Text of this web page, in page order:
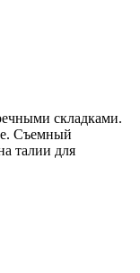
складками.
Съемный
талии для